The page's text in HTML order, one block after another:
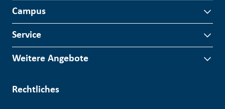
Campus
Service
Weitere Angebote
Rechtliches